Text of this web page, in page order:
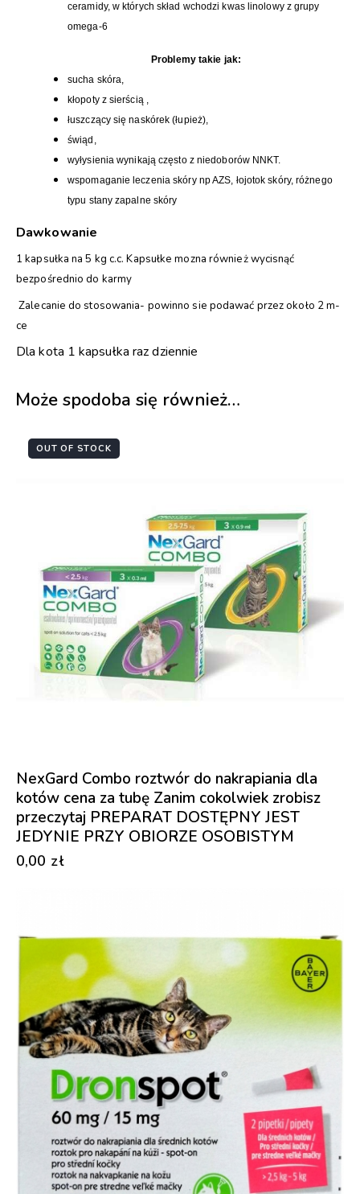
ceramidy, w których skład wchodzi kwas linolowy z grupy
omega-6
Problemy takie jak:
sucha skóra,
kłopoty z sierścią ,
łuszczący się naskórek (łupież),
świąd,
wyłysienia wynikają często z niedoborów NNKT.
wspomaganie leczenia skóry np AZS, łojotok skóry, różnego
typu stany zapalne skóry
Dawkowanie
1 kapsułka na 5 kg c.c. Kapsułke mozna również wycisnąć
bezpośrednio do karmy
Zalecanie do stosowania- powinno sie podawać przez około 2 m-
ce
Dla kota 1 kapsułka raz dziennie
Może spodoba się również…
OUT OF STOCK
NexGard Combo roztwór do nakrapiania dla
kotów cena za tubę Zanim cokolwiek zrobisz
przeczytaj PREPARAT DOSTĘPNY JEST
JEDYNIE PRZY OBIORZE OSOBISTYM
0,00 zł